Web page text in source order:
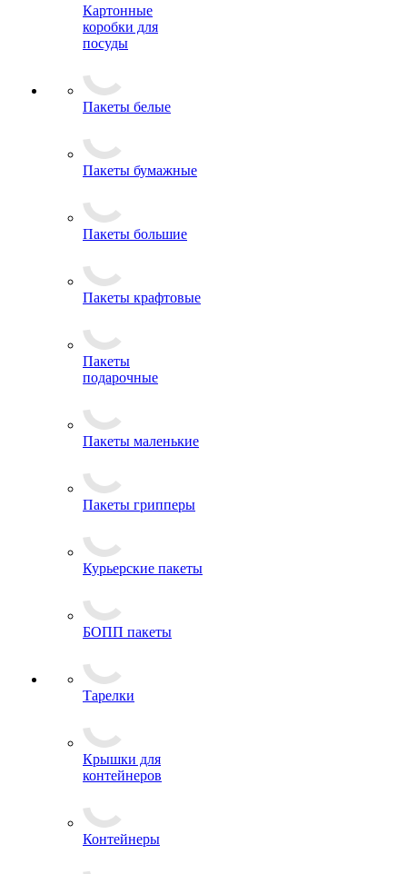
Картонные
коробки для
посуды
Пакеты белые
Пакеты бумажные
Пакеты большие
Пакеты крафтовые
Пакеты
подарочные
Пакеты маленькие
Пакеты грипперы
Курьерские пакеты
БОПП пакеты
Тарелки
Крышки для
контейнеров
Контейнеры